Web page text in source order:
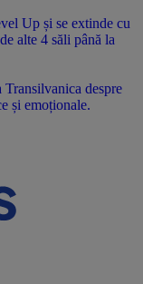
Up și se extinde cu
alte 4 săli până la
despre
și emoționale.